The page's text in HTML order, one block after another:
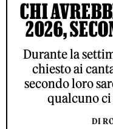
CHI
2026,
Durante la
chiesto ai
secondo loro
qualcuno ci
DI